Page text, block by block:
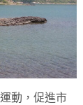
動，促進市